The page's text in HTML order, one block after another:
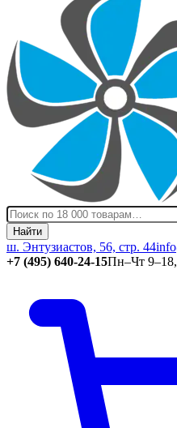
Найти
ш. Энтузиастов, 56, стр. 44
+7 (495) 640-24-15Пн–Чт